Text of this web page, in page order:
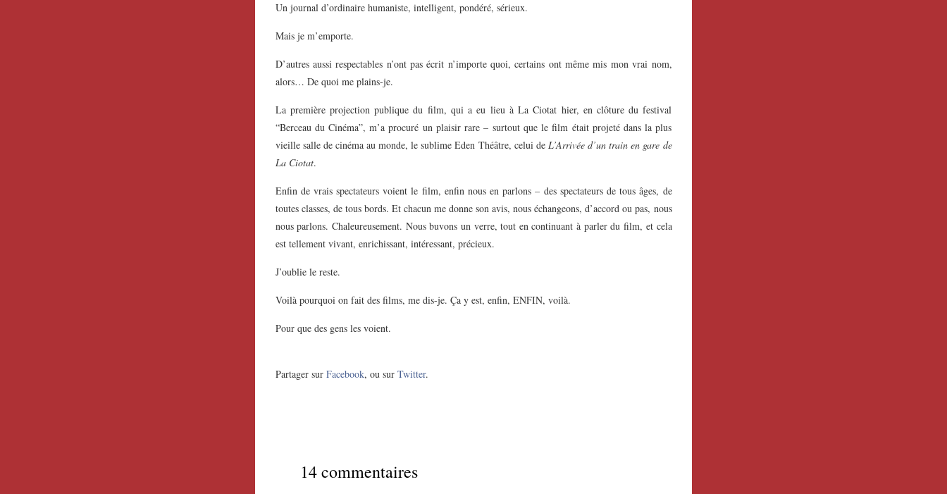
Un journal d’ordinaire humaniste, intelligent, pondéré, sérieux.
Mais je m’emporte.
D’autres aussi respectables n’ont pas écrit n’importe quoi, certains ont même mis mon vrai nom,
alors… De quoi me plains-je.
La première projection publique du film, qui a eu lieu à La Ciotat hier, en clôture du festival
“Berceau du Cinéma”, m’a procuré un plaisir rare – surtout que le film était projeté dans la plus
vieille salle de cinéma au monde, le sublime Eden Théâtre, celui de L’Arrivée d’un train en gare de
La Ciotat.
Enfin de vrais spectateurs voient le film, enfin nous en parlons – des spectateurs de tous âges, de
toutes classes, de tous bords. Et chacun me donne son avis, nous échangeons, d’accord ou pas, nous
nous parlons. Chaleureusement. Nous buvons un verre, tout en continuant à parler du film, et cela
est tellement vivant, enrichissant, intéressant, précieux.
J’oublie le reste.
Voilà pourquoi on fait des films, me dis-je. Ça y est, enfin, ENFIN, voilà.
Pour que des gens les voient.
Partager sur Facebook, ou sur Twitter.
14 commentaires